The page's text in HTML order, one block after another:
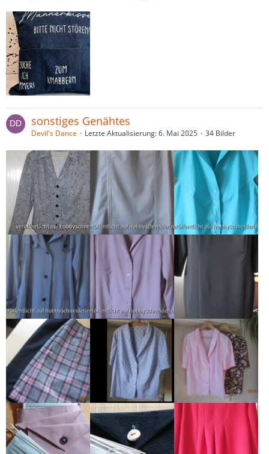
sonstiges Genähtes
Devil's Dance Letzte Aktualisierung:6. Mai 2025 34 Bilder